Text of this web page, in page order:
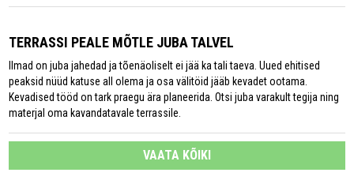
TERRASSI PEALE MÕTLE JUBA TALVEL
Ilmad on juba jahedad ja tõenäoliselt ei jää ka tali taeva. Uued ehitised
peaksid nüüd katuse all olema ja osa välitöid jääb kevadet ootama.
Kevadised tööd on tark praegu ära planeerida. Otsi juba varakult tegija ning
materjal oma kavandatavale terrassile.
VAATA KÕIKI